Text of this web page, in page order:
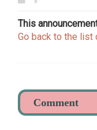
This
Go back to the list